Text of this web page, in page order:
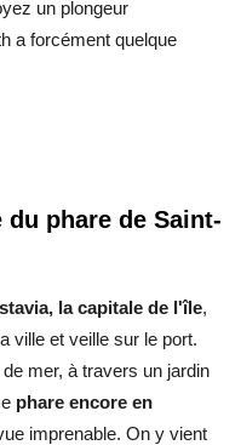
un plongeur
a forcément quelque
phare de Saint-
la capitale de l'île,
ville et veille sur le port.
mer, à travers un jardin
phare encore en
imprenable. On y vient